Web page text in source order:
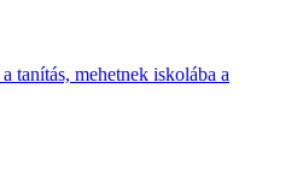
tanítás, mehetnek iskolába a